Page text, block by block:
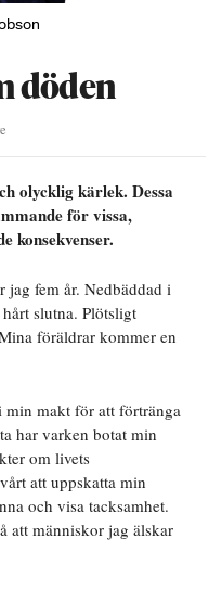
döden
olycklig kärlek. Dessa
för vissa,
konsekvenser.
jag fem år. Nedbäddad i
slutna. Plötsligt
föräldrar kommer en
min makt för att förtränga
harvarken botat min
om livets
att uppskatta min
och visa tacksamhet.
att människor jag älskar